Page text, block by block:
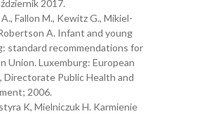
2017.
Fallon M., Kewitz G., Mikiel-
A. Infant and young
standard recommendations for
Union. Luxemburg: European
Directorate Public Health and
2006.
K, Mielniczuk H. Karmienie